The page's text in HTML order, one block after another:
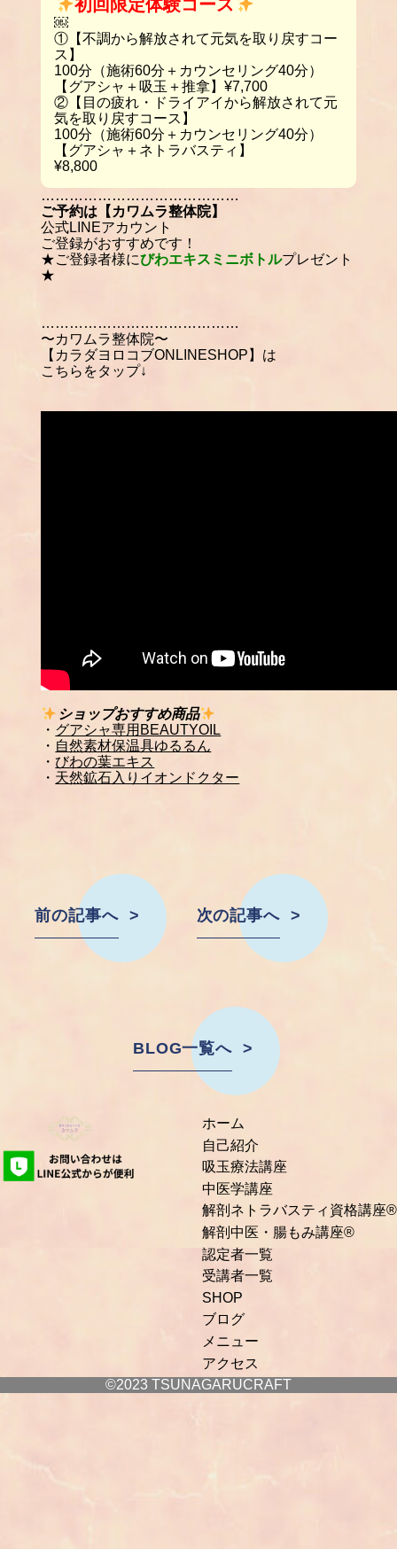
初回限定体験コース
￼
①【不調から解放されて元気を取り戻すコー
ス】
100分（施術60分＋カウンセリング40分）
【グアシャ＋吸玉＋推拿】¥7,700
②【目の疲れ・ドライアイから解放されて元
気を取り戻すコース】
100分（施術60分＋カウンセリング40分）
【グアシャ＋ネトラバスティ】
¥8,800
……………………………………
ご予約は【カワムラ整体院】
公式LINEアカウント
ご登録がおすすめです！
★ご登録者様にびわエキスミニボトルプレゼント
★
……………………………………
〜カワムラ整体院〜
【カラダヨロコブONLINESHOP】は
こちらをタップ↓
ショップおすすめ商品
・ グアシャ専用BEAUTYOIL
・ 自然素材保温具ゆるるん
・ びわの葉エキス
・ 天然鉱石入りイオンドクター
前の記事へ 次の記事へ
BLOG一覧へ
ホーム
自己紹介
吸玉療法講座
中医学講座
解剖ネトラバスティ資格講座®
解剖中医・腸もみ講座®
認定者一覧
受講者一覧
SHOP
ブログ
メニュー
アクセス
©2023 TSUNAGARUCRAFT